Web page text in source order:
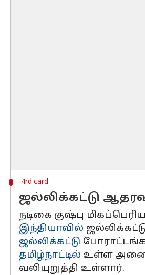
4rd card
ஜல்லிக்கட்டு
நடிகை குஷ்பு
இந்தியாவில்
ஜல்லிக்கட்டு
தமிழ்நாட்டில் உள்ள
வலியுறுத்தி உள்ளார்.